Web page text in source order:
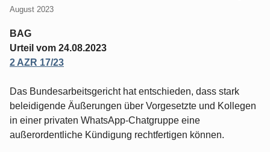
August 2023
BAG
Urteil vom 24.08.2023
2 AZR 17/23
Das Bundesarbeitsgericht hat entschieden, dass stark
beleidigende Äußerungen über Vorgesetzte und Kollegen
in einer privaten WhatsApp-Chatgruppe eine
außerordentliche Kündigung rechtfertigen können.